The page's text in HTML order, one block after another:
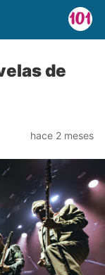
de
hace 2 meses